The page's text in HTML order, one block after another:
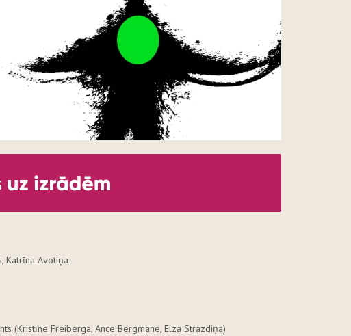
Katrīna Avotiņa
(Kristīne Freiberga, Ance Bergmane, Elza Strazdiņa)